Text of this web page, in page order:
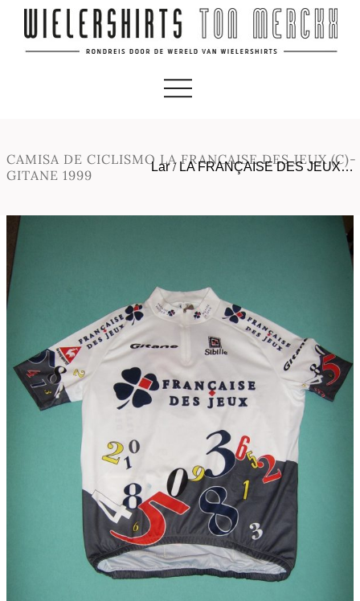
CAMISA DE CICLISMO LA FRANCAISE DES JEUX (C)-
GITANE 1999
Lar/ LA FRANÇAISE DES JEUX…